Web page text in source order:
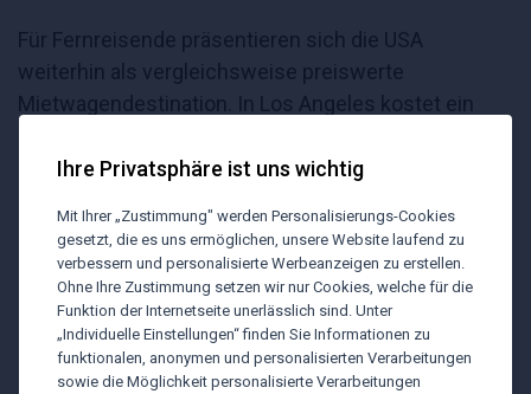
Für Fernreisende präsentieren sich die USA
weiterhin als vergleichsweise preiswerte
Mietwagendestination. In Los Angeles kostet ein
geringfügig mehr als im Vorjahr. In Miami stiegen die
liegen damit aber weiterhin unter vielen
europäischen Sommerdestinationen.
Kanada zählt in diesem Sommer zu den
gefragtesten Fernreisezielen und hat die USA in der
Buchungsstatistik sogar überholt. Sowohl in
Ihre Privatsphäre ist uns wichtig
Mit Ihrer „Zustimmung" werden Personalisierungs-Cookies
gesetzt, die es uns ermöglichen, unsere Website laufend zu
verbessern und personalisierte Werbeanzeigen zu erstellen.
Ohne Ihre Zustimmung setzen wir nur Cookies, welche für die
Funktion der Internetseite unerlässlich sind. Unter
„Individuelle Einstellungen“ finden Sie Informationen zu
funktionalen, anonymen und personalisierten Verarbeitungen
sowie die Möglichkeit personalisierte Verarbeitungen